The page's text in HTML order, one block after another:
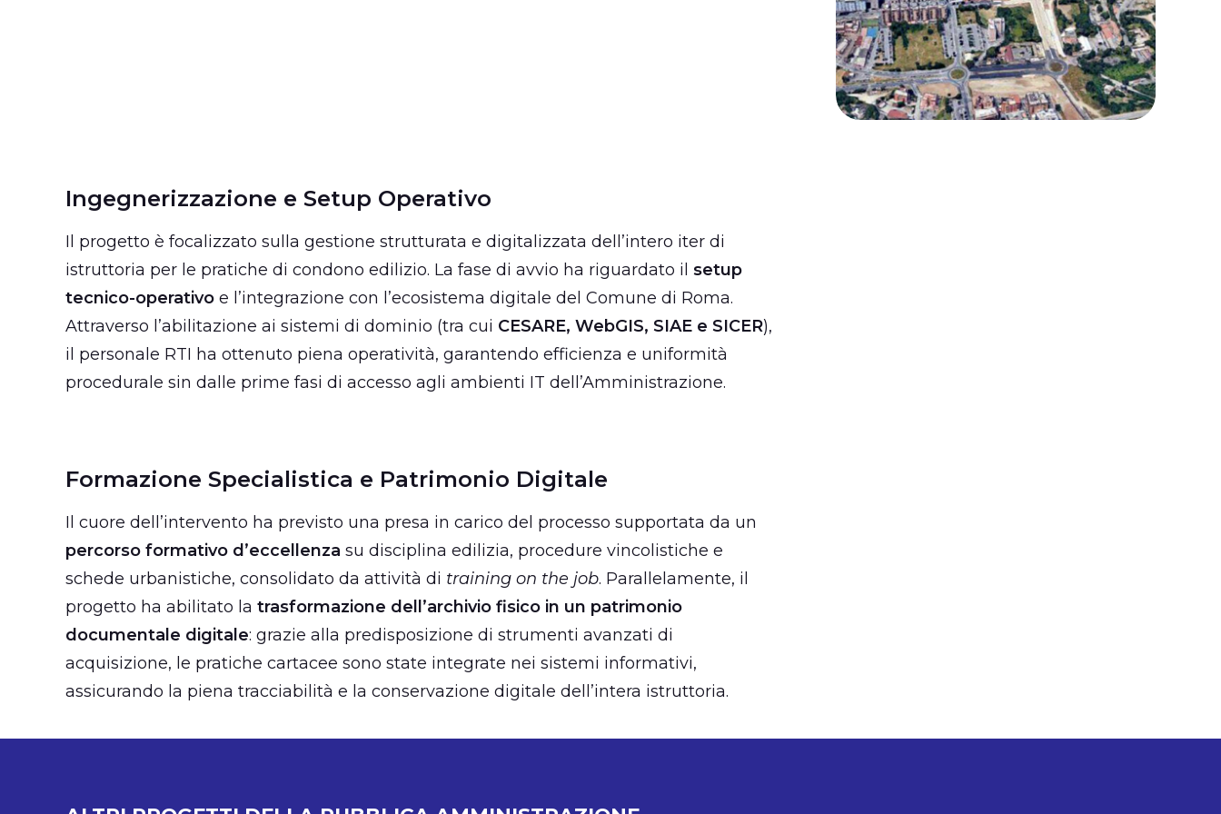
Ingegnerizzazione e Setup Operativo
Il progetto è focalizzato sulla gestione strutturata e digitalizzata dell’intero iter di
istruttoria per le pratiche di condono edilizio. La fase di avvio ha riguardato il setup
tecnico-operativo e l’integrazione con l’ecosistema digitale del Comune di Roma.
Attraverso l’abilitazione ai sistemi di dominio (tra cui CESARE, WebGIS, SIAE e SICER),
il personale RTI ha ottenuto piena operatività, garantendo efficienza e uniformità
procedurale sin dalle prime fasi di accesso agli ambienti IT dell’Amministrazione.
Formazione Specialistica e Patrimonio Digitale
Il cuore dell’intervento ha previsto una presa in carico del processo supportata da un
percorso formativo d’eccellenza su disciplina edilizia, procedure vincolistiche e
schede urbanistiche, consolidato da attività di training on the job. Parallelamente, il
progetto ha abilitato la trasformazione dell’archivio fisico in un patrimonio
documentale digitale: grazie alla predisposizione di strumenti avanzati di
acquisizione, le pratiche cartacee sono state integrate nei sistemi informativi,
assicurando la piena tracciabilità e la conservazione digitale dell’intera istruttoria.